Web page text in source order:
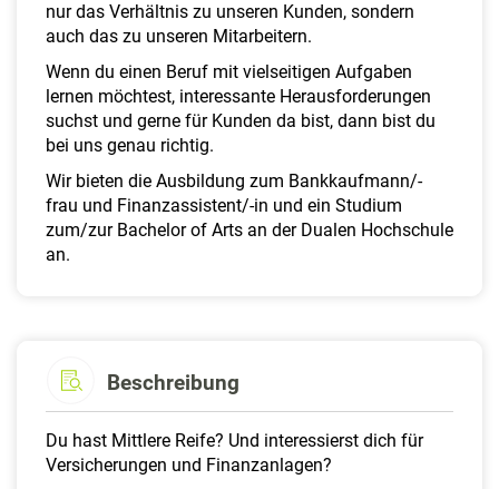
nur das Verhältnis zu unseren Kunden, sondern
auch das zu unseren Mitarbeitern.
Wenn du einen Beruf mit vielseitigen Aufgaben
lernen möchtest, interessante Herausforderungen
suchst und gerne für Kunden da bist, dann bist du
bei uns genau richtig.
Wir bieten die Ausbildung zum Bankkaufmann/-
frau und Finanzassistent/-in und ein Studium
zum/zur Bachelor of Arts an der Dualen Hochschule
an.
Beschreibung
Du hast Mittlere Reife? Und interessierst dich für
Versicherungen und Finanzanlagen?